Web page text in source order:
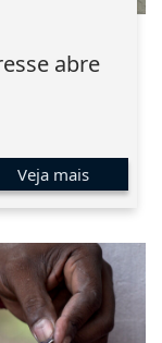
abre
Veja mais